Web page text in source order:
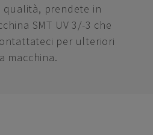
qualità, prendete in
SMT UV 3/-3 che
per ulteriori
macchina.